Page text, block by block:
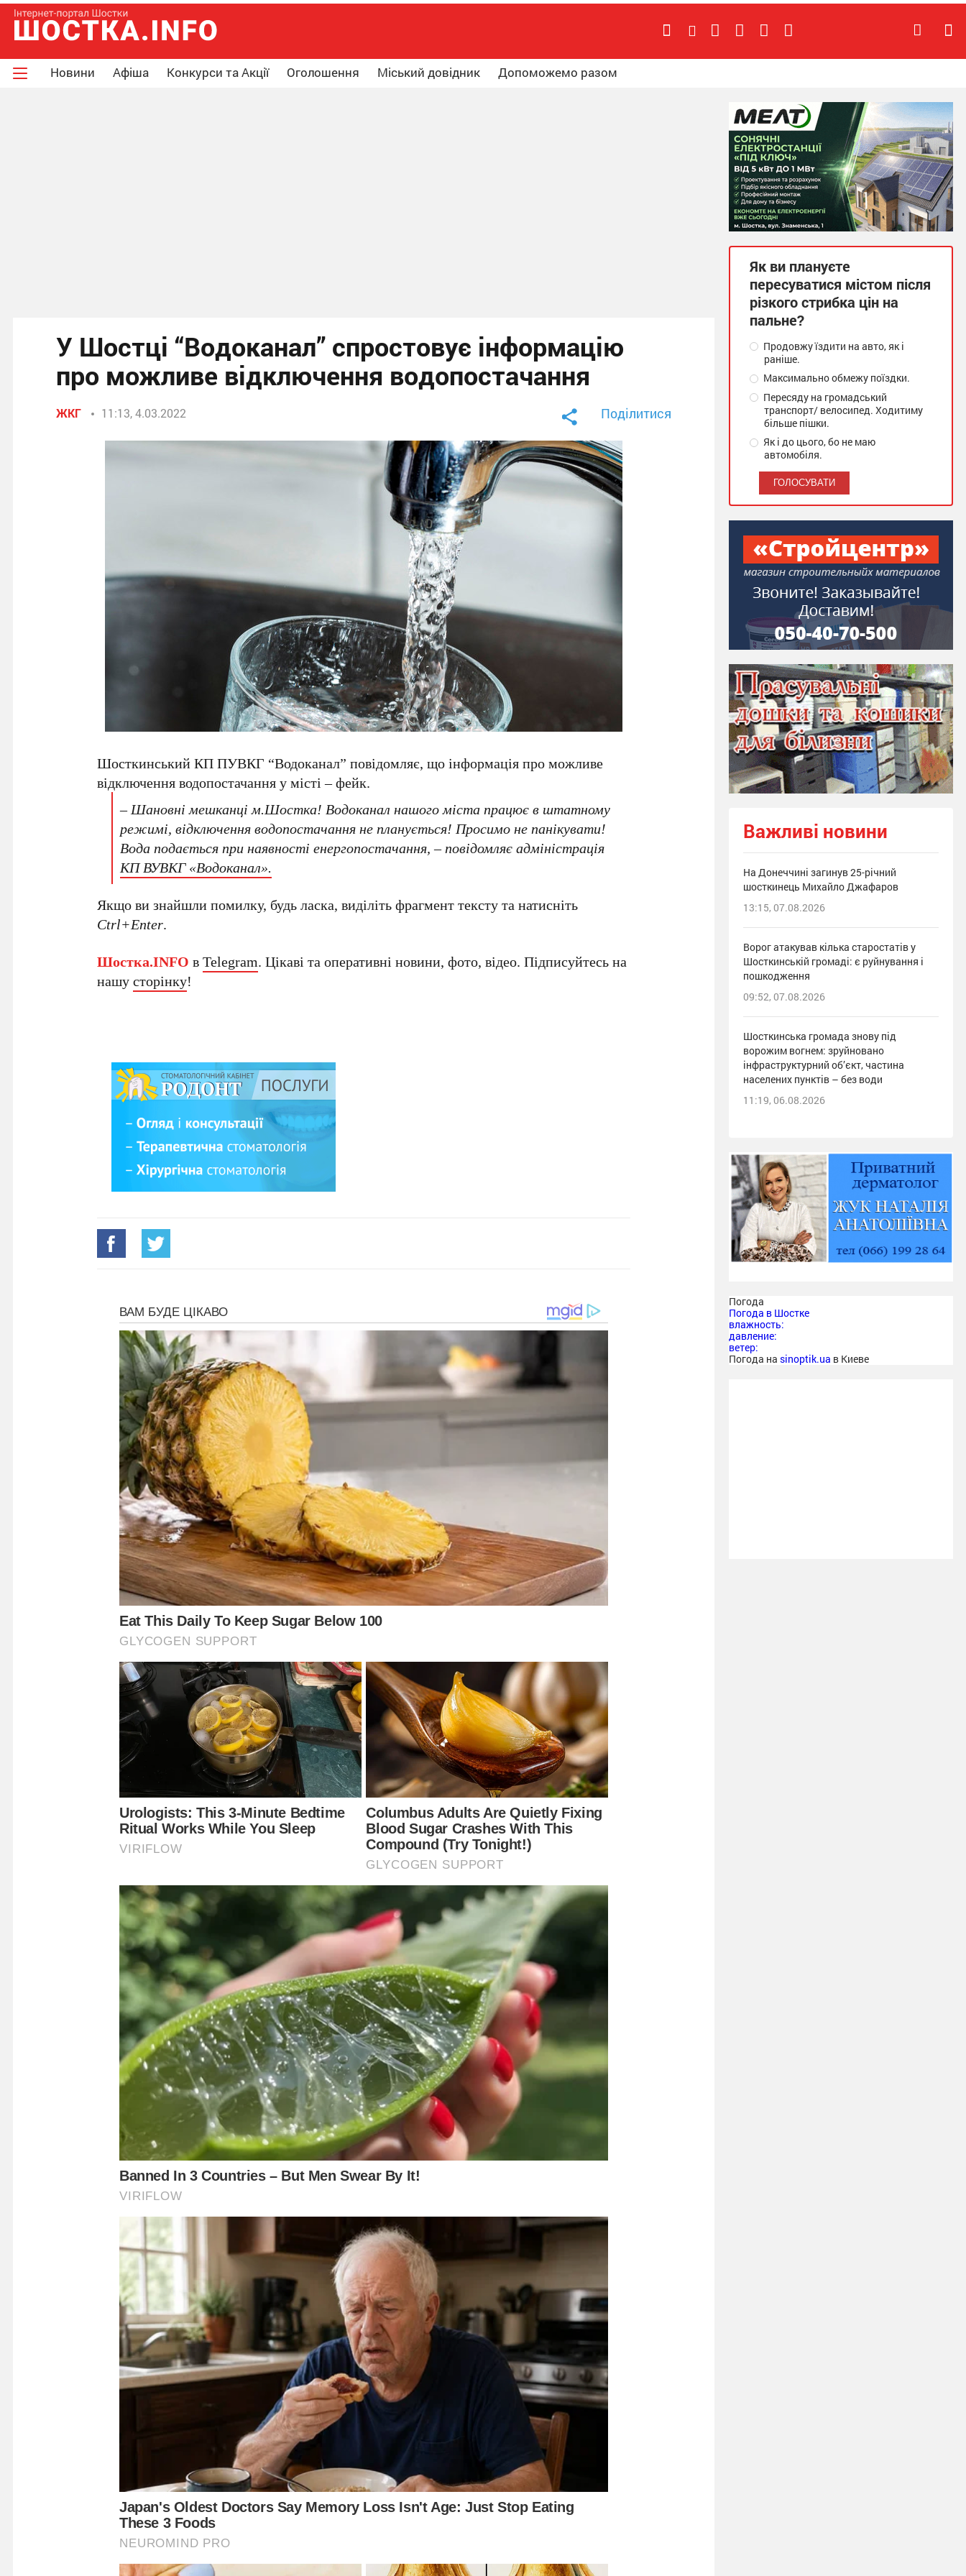
Новини Афіша Конкурси та Акції Оголошення Міський довідник Допоможемо разом
У Шостці “Водоканал” спростовує інформацію
про можливе відключення водопостачання
ЖКГ 11:13, 4.03.2022 Поділитися
Шосткинський КП ПУВКГ “Водоканал” повідомляє, що інформація про можливе
відключення водопостачання у місті – фейк.
–Шановні мешканці м.Шостка! Водоканал нашого міста працює в штатному
режимі, відключення водопостачання не планується! Просимо не панікувати!
Вода подається при наявності енергопостачання,– повідомляє адміністрація
КП ВУВКГ «Водоканал».
Якщо ви знайшли помилку, будь ласка, виділіть фрагмент тексту та натисніть
Ctrl+Enter.
Шостка.INFO вTelegram. Цікаві та оперативні новини, фото, відео. Підписуйтесь на
нашусторінку!
Як ви плануєте
пересуватися містом після
різкого стрибка цін на
пальне?
Продовжу їздити на авто, як і
раніше.
Максимально обмежу поїздки.
Пересяду на громадський
транспорт/ велосипед. Ходитиму
більше пішки.
Як і до цього, бо не маю
автомобіля.
Важливі новини
На Донеччині загинув 25-річний
шосткинець Михайло Джафаров
13:15, 07.08.2026
Ворог атакував кілька старостатів у
Шосткинській громаді: є руйнування і
пошкодження
09:52, 07.08.2026
Шосткинська громада знову під
ворожим вогнем: зруйновано
інфраструктурний об’єкт, частина
населених пунктів – без води
11:19, 06.08.2026
Погода
Погода в Шостке
влажность:
давление:
ветер:
Погода на sinoptik.ua в Киеве